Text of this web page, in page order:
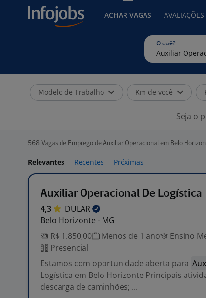
ACHAR VAGAS
O quê?
Modelo de Trabalho Km de você
Seja o
568 Vagas de Emprego de Auxiliar Operacional em Belo
Relevantes Recentes Próximas
Auxiliar Operacional De Logística
4,3
DULAR
Belo Horizonte - MG
R$ 1.850,00
Menos de 1 ano
Ensino
Presencial
Estamos com oportunidade aberta para
Logística em Belo Horizonte Principais
descarga de caminhões; ...